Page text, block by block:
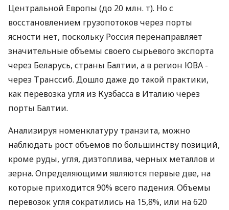
Центральной Европы (до 20 млн. т). Но с
восстановлением грузопотоков через порты
ясности нет, поскольку Россия перенаправляет
значительные объемы своего сырьевого экспорта
через Беларусь, страны Балтии, а в регион ЮВА -
через Транссиб. Дошло даже до такой практики,
как перевозка угля из Кузбасса в Италию через
порты Балтии.
Анализируя номенклатуру транзита, можно
наблюдать рост объемов по большинству позиций,
кроме руды, угля, дизтоплива, черных металлов и
зерна. Определяющими являются первые две, на
которые приходится 90% всего падения. Объемы
перевозок угля сократились на 15,8%, или на 620